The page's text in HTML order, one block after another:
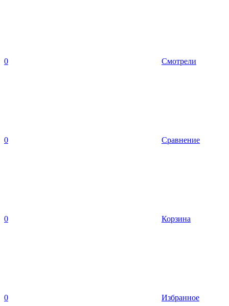
0 Смотрели
0 Сравнение
0 Корзина
0 Избранное